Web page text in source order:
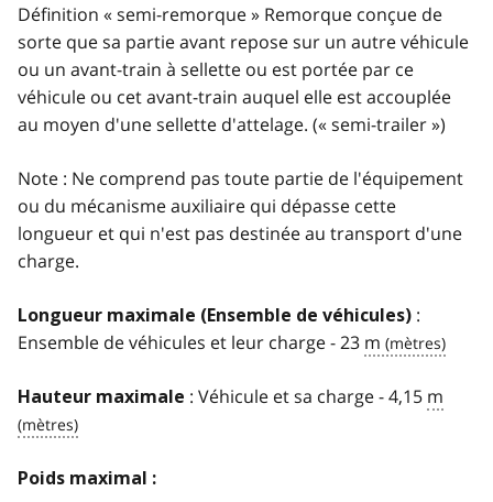
Définition « semi-remorque » Remorque conçue de
sorte que sa partie avant repose sur un autre véhicule
ou un avant-train à sellette ou est portée par ce
véhicule ou cet avant-train auquel elle est accouplée
au moyen d'une sellette d'attelage. (« semi-trailer »)
Note : Ne comprend pas toute partie de l'équipement
ou du mécanisme auxiliaire qui dépasse cette
longueur et qui n'est pas destinée au transport d'une
charge.
Longueur maximale (Ensemble de véhicules) :
Ensemble de véhicules et leur charge - 23 m
Hauteur maximale : Véhicule et sa charge - 4,15 m
Poids maximal :